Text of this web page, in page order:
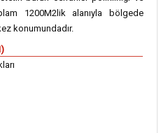
1200M2lik alanıyla bölgede
konumundadır.